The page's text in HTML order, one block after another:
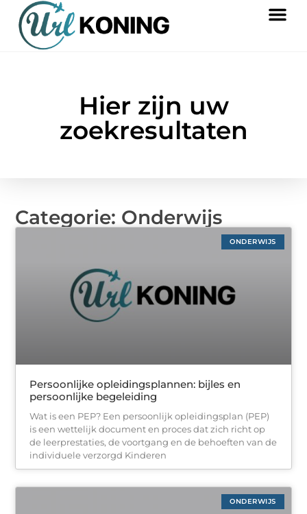
Hier zijn uw
zoekresultaten
Categorie: Onderwijs
ONDERWIJS
Persoonlijke opleidingsplannen: bijles en
persoonlijke begeleiding
Wat is een PEP? Een persoonlijk opleidingsplan (PEP)
is een wettelijk document en proces dat zich richt op
de leerprestaties, de voortgang en de behoeften van de
individuele verzorgd Kinderen
ONDERWIJS